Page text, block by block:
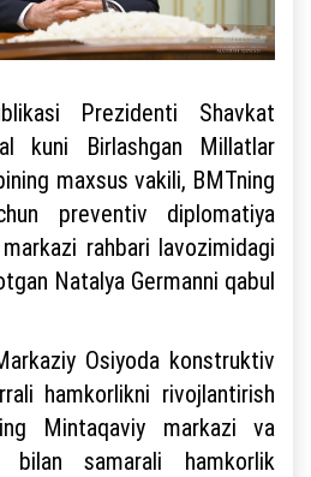
Prezidenti Shavkat
kuni Birlashgan Millatlar
maxsus vakili, BMTning
preventiv diplomatiya
rahbari lavozimidagi
Natalya Germanni qabul
Osiyoda konstruktiv
hamkorlikni rivojlantirish
Mintaqaviy markazi va
bilan samarali hamkorlik